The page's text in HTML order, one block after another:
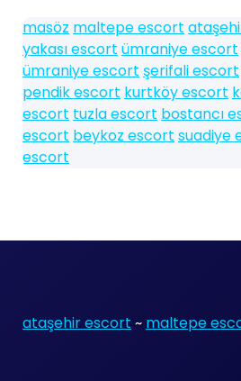
masöz maltepe escort
yakası escort ümraniye escort
ümraniye escort şerifali escort
pendik escort kurtköy escort
escort tuzla escort bostancı
escort beykoz escort suadiye
escort
ataşehir escort ~ maltepe